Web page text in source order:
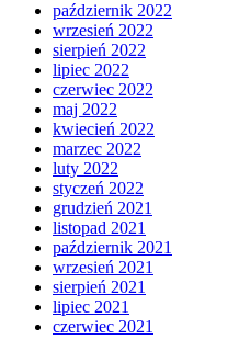
październik 2022
wrzesień 2022
sierpień 2022
lipiec 2022
czerwiec 2022
maj 2022
kwiecień 2022
marzec 2022
luty 2022
styczeń 2022
grudzień 2021
listopad 2021
październik 2021
wrzesień 2021
sierpień 2021
lipiec 2021
czerwiec 2021